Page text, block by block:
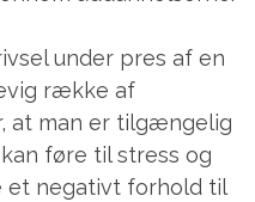
under pres af en
række af
at man er tilgængelig
føre til stress og
et negativt forhold til